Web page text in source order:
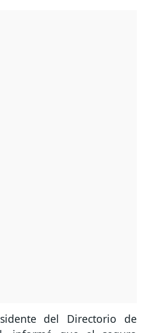
del Directorio de